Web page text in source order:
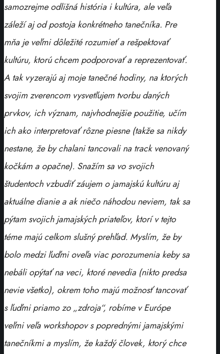
samozrejme odlišná história i kultúra, ale veľa
záleží aj od postoja konkrétneho tanečníka. Pre
mňa je veľmi dôležité rozumieť a rešpektovať
kultúru, ktorú chcem podporovať a reprezentovať.
A tak vyzerajú aj moje tanečné hodiny, na ktorých
svojim zverencom vysvetľujem tvorbu daných
prvkov, ich význam, najvhodnejšie použitie, učím
ich ako interpretovať rôzne piesne (takže sa nikdy
nestane, že by chalani tancovali na track venovaný
kočkám a opačne). Snažím sa vo svojich
študentoch vzbudiť záujem o jamajskú kultúru aj
aktuálne dianie a ak niečo náhodou neviem, tak sa
pýtam svojich jamajských priateľov, ktorí v tejto
téme majú celkom slušný prehľad. Myslím, že by
bolo medzi ľuďmi oveľa viac porozumenia keby sa
nebáli opýtať na veci, ktoré nevedia (nikto predsa
nevie všetko), okrem toho majú možnosť tancovať
s ľuďmi priamo zo „zdroja“, robíme v Európe
veľmi veľa workshopov s poprednými jamajskými
tanečníkmi a myslím, že každý človek, ktorý chce